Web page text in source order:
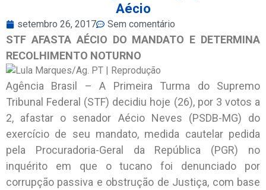
Aécio
setembro 26, 2017 Sem comentário
STF AFASTA AÉCIO DO MANDATO E DETERMINA
RECOLHIMENTO NOTURNO
Agência Brasil – A Primeira Turma do Supremo
Tribunal Federal (STF) decidiu hoje (26), por 3 votos a
2, afastar o senador Aécio Neves (PSDB-MG) do
exercício de seu mandato, medida cautelar pedida
pela Procuradoria-Geral da República (PGR) no
inquérito em que o tucano foi denunciado por
corrupção passiva e obstrução de Justiça, com base